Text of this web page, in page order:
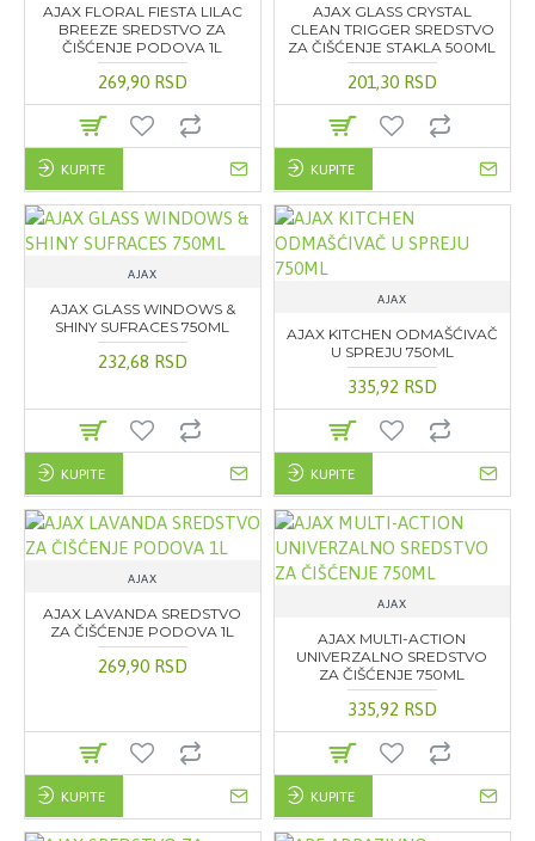
AJAX FLORAL FIESTA LILAC
BREEZE SREDSTVO ZA
ČIŠĆENJE PODOVA 1L
269,90 RSD
KUPITE
AJAX GLASS CRYSTAL
CLEAN TRIGGER SREDSTVO
ZA ČIŠĆENJE STAKLA 500ML
201,30 RSD
KUPITE
AJAX
AJAX GLASS WINDOWS &
SHINY SUFRACES 750ML
232,68 RSD
KUPITE
AJAX
AJAX KITCHEN ODMAŠĆIVAČ
U SPREJU 750ML
335,92 RSD
KUPITE
AJAX
AJAX LAVANDA SREDSTVO
ZA ČIŠĆENJE PODOVA 1L
269,90 RSD
KUPITE
AJAX
AJAX MULTI-ACTION
UNIVERZALNO SREDSTVO
ZA ČIŠĆENJE 750ML
335,92 RSD
KUPITE